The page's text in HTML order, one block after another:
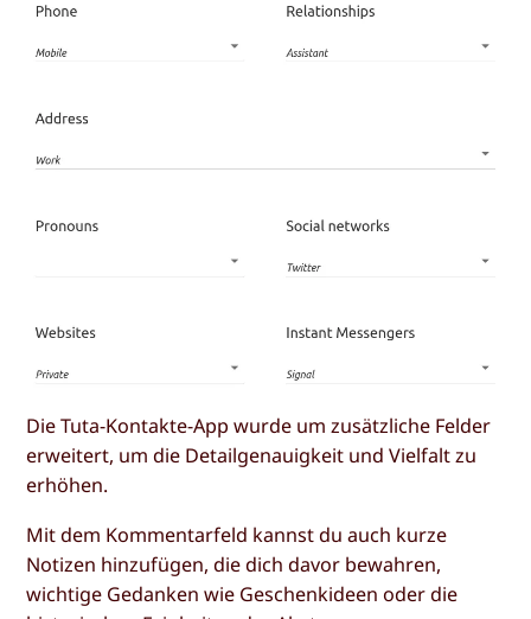
Die Tuta-Kontakte-App wurde um zusätzliche Felder
erweitert, um die Detailgenauigkeit und Vielfalt zu
erhöhen.
Mit dem Kommentarfeld kannst du auch kurze
Notizen hinzufügen, die dich davor bewahren,
wichtige Gedanken wie Geschenkideen oder die